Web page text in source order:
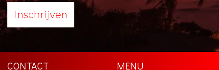
Inschrijven
CONTACT MENU